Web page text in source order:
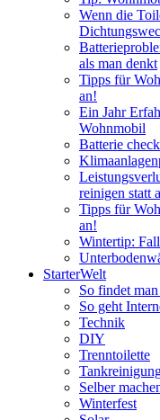
Wenn die
als man denkt
Tipps für
an!
Ein Jahr
Wohnmobil
Batterie
reinigen statt
Tipps für
an!
Wintertip:
StarterWelt
So findet
So geht
Technik
DIY
Trenntoilette
Selber
Winterfest